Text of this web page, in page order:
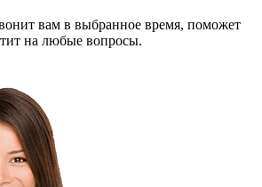
вам в выбранное время, поможет
на любые вопросы.